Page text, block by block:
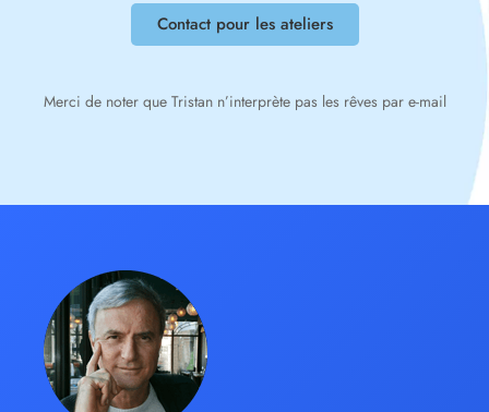
Contact pour les ateliers
Merci de noter que Tristan n’interprète pas les rêves par e-mail